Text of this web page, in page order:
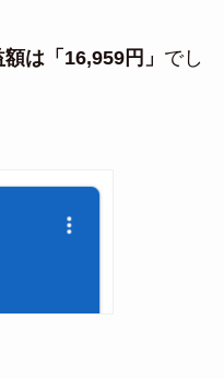
は「16,959円」 でし